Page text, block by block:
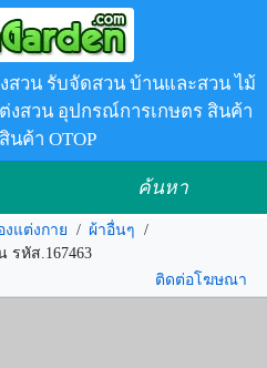
วน รับจัดสวน บ้านและสวน ไม้
สวน อุปกรณ์การเกษตร สินค้า
นค้า OTOP
ค้นหา
งแต่งกาย / ผ้าอื่นๆ /
รหัส.167463
ติดต่อโฆษณา